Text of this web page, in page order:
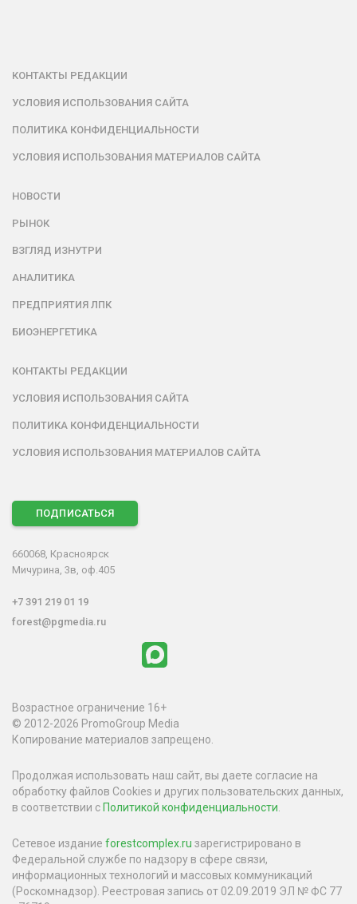
КОНТАКТЫ РЕДАКЦИИ
УСЛОВИЯ ИСПОЛЬЗОВАНИЯ САЙТА
ПОЛИТИКА КОНФИДЕНЦИАЛЬНОСТИ
УСЛОВИЯ ИСПОЛЬЗОВАНИЯ МАТЕРИАЛОВ САЙТА
НОВОСТИ
РЫНОК
ВЗГЛЯД ИЗНУТРИ
АНАЛИТИКА
ПРЕДПРИЯТИЯ ЛПК
БИОЭНЕРГЕТИКА
КОНТАКТЫ РЕДАКЦИИ
УСЛОВИЯ ИСПОЛЬЗОВАНИЯ САЙТА
ПОЛИТИКА КОНФИДЕНЦИАЛЬНОСТИ
УСЛОВИЯ ИСПОЛЬЗОВАНИЯ МАТЕРИАЛОВ САЙТА
ПОДПИСАТЬСЯ
660068, Красноярск
Мичурина, 3в, оф.405
+7 391 219 01 19
forest@pgmedia.ru
Возрастное ограничение 16+
© 2012-2026 PromoGroup Media
Копирование материалов запрещено.
Продолжая использовать наш сайт, вы даете согласие на
обработку файлов Cookies и других пользовательских данных,
в соответствии с Политикой конфиденциальности
Сетевое издание forestcomplex.ru зарегистрировано в
Федеральной службе по надзору в сфере связи,
информационных технологий и массовых коммуникаций
(Роскомнадзор). Реестровая запись от 02.09.2019 ЭЛ № ФС 77